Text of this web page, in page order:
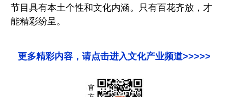
节目具有本土个性和文化内涵。只有百花齐放，才
能精彩纷呈。
更多精彩内容，请点击进入文化产业频道>>>>>